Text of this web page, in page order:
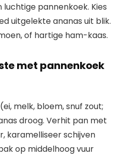
pannenkoek. Kies
uitgelekte ananas uit blik.
of hartige ham-kaas.
met pannenkoek
melk, bloem, snuf zout;
droog. Verhit pan met
karamelliseer schijven
op middelhoog vuur